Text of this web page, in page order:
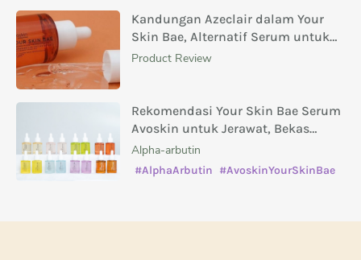
Kandungan Azeclair dalam Your
Skin Bae, Alternatif Serum untuk
Menghilangkan Bekas Jerawat
Product Review
Rekomendasi Your Skin Bae Serum
Avoskin untuk Jerawat, Bekas
Jerawat, Kusam, dan Masalah Kulit
Lainnya
Alpha-arbutin
#AlphaArbutin #AvoskinYourSkinBae